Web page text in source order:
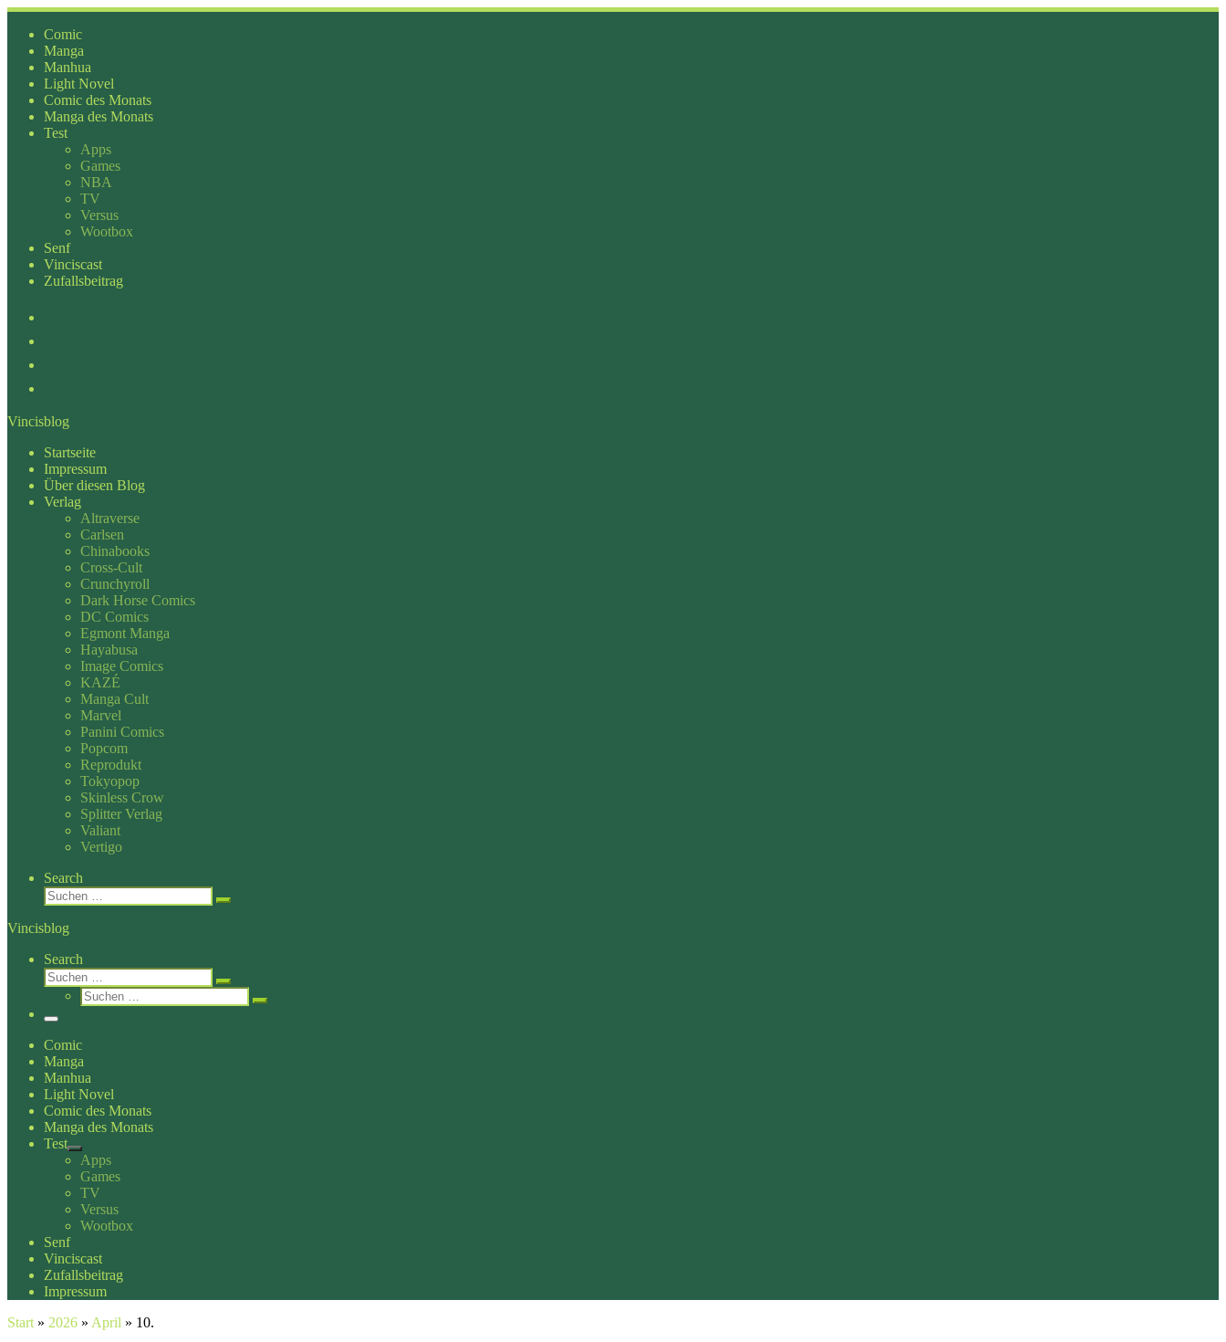
Zum
Inhalt
springen
Comic
Manga
Manhua
Light Novel
Comic des Monats
Manga des Monats
Test
Apps
Games
NBA
TV
Versus
Wootbox
Senf
Vinciscast
Zufallsbeitrag
Vincisblog
Startseite
Impressum
Über diesen Blog
Verlag
Altraverse
Carlsen
Chinabooks
Cross-Cult
Crunchyroll
Dark Horse Comics
DC Comics
Egmont Manga
Hayabusa
Image Comics
KAZÉ
Manga Cult
Marvel
Panini Comics
Popcom
Reprodukt
Tokyopop
Skinless Crow
Splitter Verlag
Valiant
Vertigo
Search
Suche
Suchen …
Vincisblog
Search
Suche
Suchen …
Suche
Suchen …
Menü
Comic
Manga
Manhua
Light Novel
Comic des Monats
Manga des Monats
Test
Apps
Games
TV
Versus
Wootbox
Senf
Vinciscast
Zufallsbeitrag
Impressum
Start » 2026 » April » 10.